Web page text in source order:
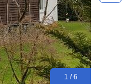
1 / 6